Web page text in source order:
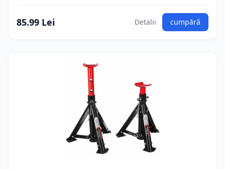
85.99 Lei Detalii cumpără